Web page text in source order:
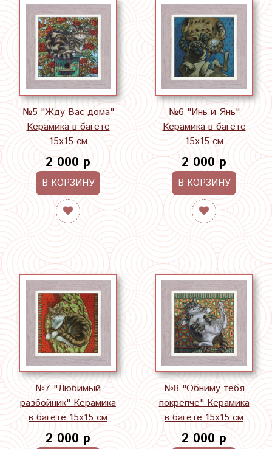
№5 "Жду Вас дома"
Керамика в багете
15х15 см
2 000 р
В КОРЗИНУ
№6 "Инь и Янь"
Керамика в багете
15х15 см
2 000 р
В КОРЗИНУ
№7 "Любимый
разбойник" Керамика
в багете 15х15 см
2 000 р
№8 "Обниму тебя
покрепче" Керамика
в багете 15х15 см
2 000 р